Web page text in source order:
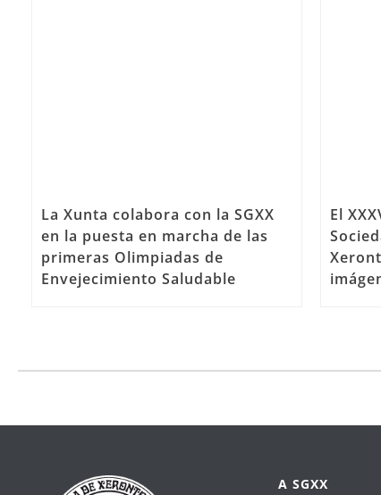
La Xunta colabora con la SGXX
en la puesta en marcha de las
primeras Olimpiadas de
Envejecimiento Saludable
El
A SGXX